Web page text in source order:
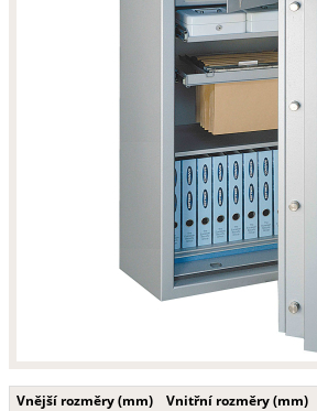
Vnější rozměry (mm) Vnitřní rozměry (mm)